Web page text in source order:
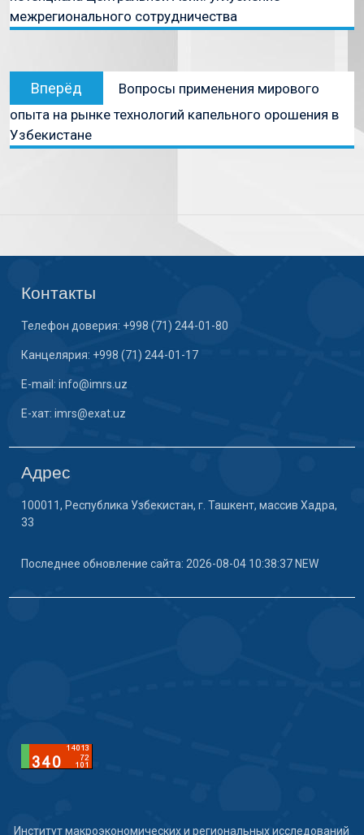
межрегионального сотрудничества
Вперёд
Вопросы применения мирового
опыта на рынке технологий капельного орошения в
Узбекистане
Контакты
Телефон доверия: +998 (71) 244-01-80
Канцелярия: +998 (71) 244-01-17
E-mail: info@imrs.uz
E-хат: imrs@exat.uz
Адрес
100011, Республика Узбекистан, г. Ташкент, массив Хадра,
33
Последнее обновление сайта: 2026-08-04 10:38:37 NEW
Институт макроэкономических и региональных исследований